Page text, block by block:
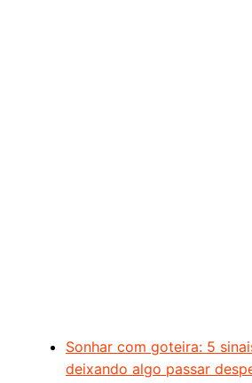
Sonhar com goteira: 5
deixando algo passar